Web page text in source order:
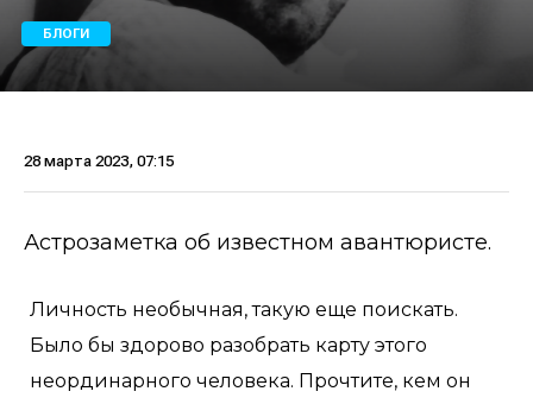
БЛОГИ
28 марта 2023, 07:15
Астрозаметка об известном авантюристе.
Личность необычная, такую еще поискать.
Было бы здорово разобрать карту этого
неординарного человека. Прочтите, кем он